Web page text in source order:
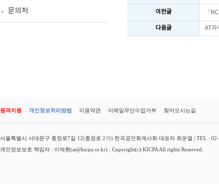
문의처 이전글 「
다음글 AT자
원격지원 개인정보처리방법 이용약관 이메일무단수집거부 찾아오시는길
서울특별시 서대문구 충정로7길 12(충정로 2가) 한국공인회계사회 대표자 최운열 | TEL :
개인정보보호 책임자 : 이재환(at@kicpa.or.kr) : Copyright(c) KICPA All rights Reserved.